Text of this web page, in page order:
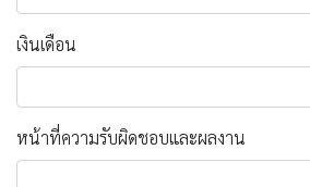
เงินเดือน
หน้าที่ความรับผิดชอบและผลงาน